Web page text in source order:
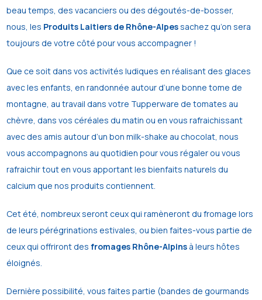
beau temps, des vacanciers ou des dégoutés-de-bosser,
nous, les Produits Laitiers de Rhône-Alpessachez qu’on sera
toujours de votre côté pour vous accompagner !
Que ce soit dans vos activités ludiques en réalisant des glaces
avec les enfants, en randonnée autour d’une bonne tome de
montagne, au travail dans votre Tupperware de tomates au
chèvre, dans vos céréales du matin ou en vous rafraichissant
avec des amis autour d’un bon milk-shake au chocolat, nous
vous accompagnons au quotidien pour vous régaler ou vous
rafraichir tout en vous apportant les bienfaits naturels du
calcium que nos produits contiennent.
Cet été, nombreux seront ceux qui ramèneront du fromage lors
de leurs pérégrinations estivales, ou bien faites-vous partie de
ceux qui offriront desfromages Rhône-Alpins à leurs hôtes
éloignés.
Dernière possibilité, vous faites partie (bandes de gourmands